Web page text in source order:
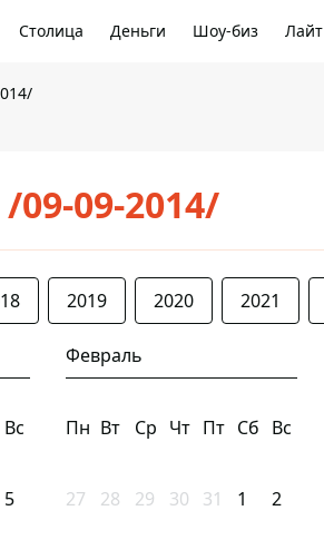
Столица Деньги Шоу-биз Лайт
09-2014/
2019 2020 2021
Вс
5
Февраль
Пн Вт Ср Чт Пт Сб Вс
27 28 29 30 31 1 2